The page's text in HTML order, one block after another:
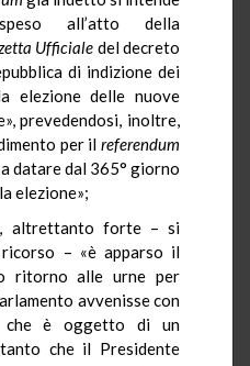
all’atto della
Ufficiale del decreto
di indizione dei
elezione delle nuove
prevedendosi, inoltre,
per il referendum
datare dal 365° giorno
elezione»;
altrettanto forte – si
– «è apparso il
ritorno alle urne per
avvenisse con
che è oggetto di un
che il Presidente